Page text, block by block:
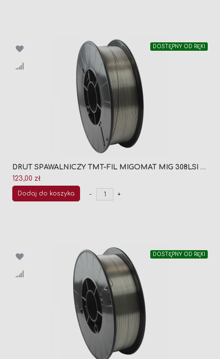
DOSTĘPNY OD RĘKI
DRUT SPAWALNICZY TMT-FIL MIGOMAT MIG 308LSI FI 0,8 (SZPULA 5KG)
123,00 zł
Dodaj do koszyka - +
DOSTĘPNY OD RĘKI